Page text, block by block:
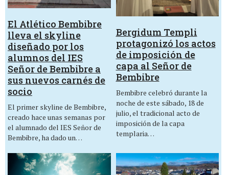
El Atlético Bembibre
lleva el skyline
diseñado por los
alumnos del IES
Señor de Bembibre a
sus nuevos carnés de
socio
El primer skyline de Bembibre,
creado hace unas semanas por
el alumnado del IES Señor de
Bembibre, ha dado un…
Bergidum Templi
protagonizó los actos
de imposición de
capa al Señor de
Bembibre
Bembibre celebró durante la
noche de este sábado, 18 de
julio, el tradicional acto de
imposición de la capa
templaria…